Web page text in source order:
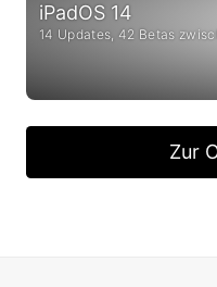
iPadOS 14
14 Updates, 42 Betas
Zur